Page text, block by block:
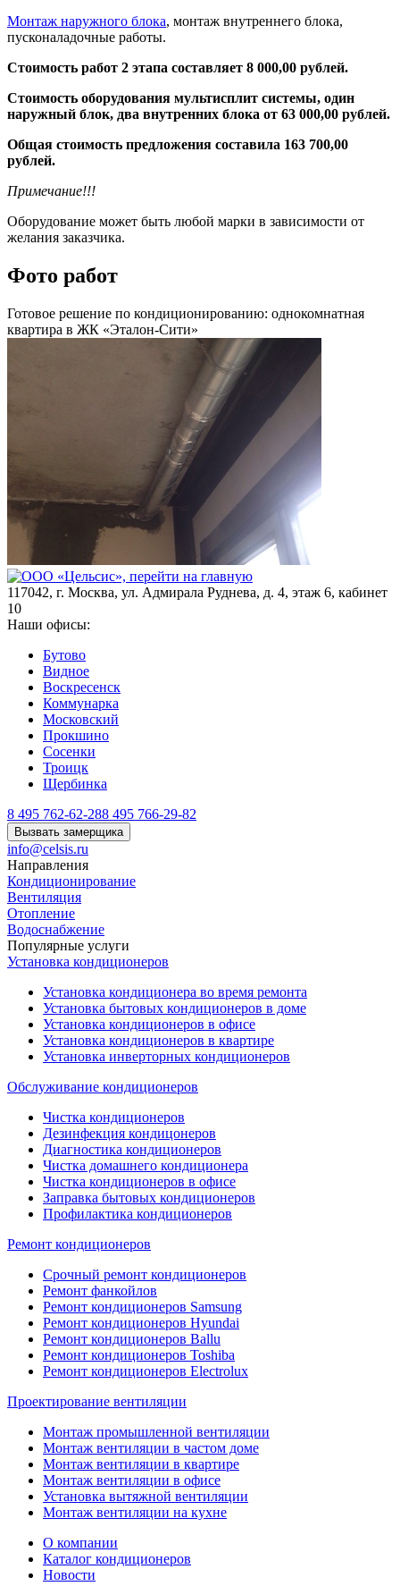
Монтаж наружного блока, монтаж внутреннего блока,
пусконаладочные работы.
Стоимость работ 2 этапа составляет 8 000,00 рублей.
Стоимость оборудования мультисплит системы, один
наружный блок, два внутренних блока от 63 000,00 рублей.
Общая стоимость предложения составила 163 700,00
рублей.
Примечание!!!
Оборудование может быть любой марки в зависимости от
желания заказчика.
Фото работ
Готовое решение по кондиционированию: однокомнатная
квартира в ЖК «Эталон-Сити»
117042, г. Москва, ул. Адмирала Руднева, д. 4, этаж 6, кабинет
10
Наши офисы:
Бутово
Видное
Воскресенск
Коммунарка
Московский
Прокшино
Сосенки
Троицк
Щербинка
8 495 762-62-288 495 766-29-82
Вызвать замерщика
info@celsis.ru
Направления
Кондиционирование
Вентиляция
Отопление
Водоснабжение
Популярные услуги
Установка кондиционеров
Установка кондиционера во время ремонта
Установка бытовых кондиционеров в доме
Установка кондиционеров в офисе
Установка кондиционеров в квартире
Установка инверторных кондиционеров
Обслуживание кондиционеров
Чистка кондиционеров
Дезинфекция кондицонеров
Диагностика кондиционеров
Чистка домашнего кондиционера
Чистка кондиционеров в офисе
Заправка бытовых кондиционеров
Профилактика кондиционеров
Ремонт кондиционеров
Срочный ремонт кондиционеров
Ремонт фанкойлов
Ремонт кондиционеров Samsung
Ремонт кондиционеров Hyundai
Ремонт кондиционеров Ballu
Ремонт кондиционеров Toshibа
Ремонт кондиционеров Electrolux
Проектирование вентиляции
Монтаж промышленной вентиляции
Монтаж вентиляции в частом доме
Монтаж вентиляции в квартире
Монтаж вентиляции в офисе
Установка вытяжной вентиляции
Монтаж вентиляции на кухне
О компании
Каталог кондиционеров
Новости